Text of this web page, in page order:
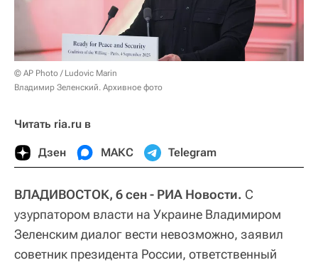
© AP Photo / Ludovic Marin
Владимир Зеленский. Архивное фото
Читать ria.ru в
Дзен МАКС Telegram
ВЛАДИВОСТОК, 6 сен - РИА Новости. С
узурпатором власти на Украине Владимиром
Зеленским диалог вести невозможно, заявил
советник президента России, ответственный